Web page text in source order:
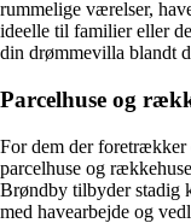
rummelige værelser,
ideelle til familier eller
din drømmevilla blandt
Parcelhuse og
For dem der foretrækker
parcelhuse og
Brøndby tilbyder stadig
med havearbejde og